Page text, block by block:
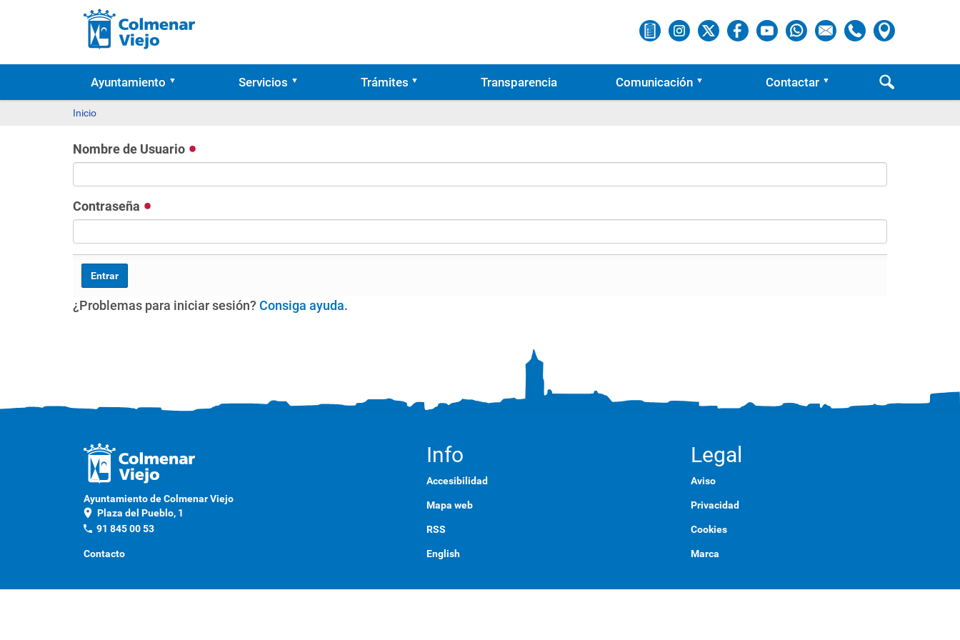
Ayuntamiento Servicios Trámites Transparencia Comunicación Contactar
Inicio
Nombre de Usuario
Contraseña
¿Problemas para iniciar sesión? Consiga ayuda.
Ayuntamiento de Colmenar Viejo
location_on Plaza del Pueblo, 1
phone 91 845 00 53
Contacto
Info
Accesibilidad
Mapa web
RSS
English
Legal
Aviso
Privacidad
Cookies
Marca